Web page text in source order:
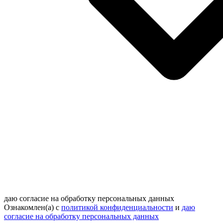
даю согласие на обработку персональных данных
Ознакомлен(а) с политикой конфиденциальности и даю
согласие на обработку персональных данных